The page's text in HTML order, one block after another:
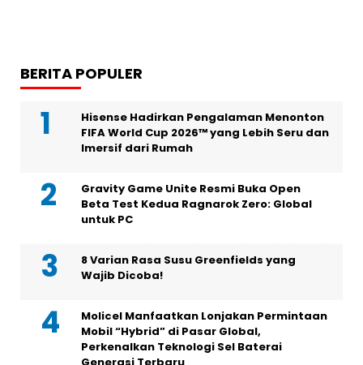
BERITA POPULER
Hisense Hadirkan Pengalaman Menonton
FIFA World Cup 2026™ yang Lebih Seru dan
Imersif dari Rumah
Gravity Game Unite Resmi Buka Open
Beta Test Kedua Ragnarok Zero: Global
untuk PC
8 Varian Rasa Susu Greenfields yang
Wajib Dicoba!
Molicel Manfaatkan Lonjakan Permintaan
Mobil “Hybrid” di Pasar Global,
Perkenalkan Teknologi Sel Baterai